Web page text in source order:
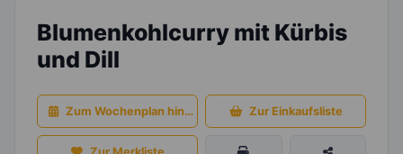
Blumenkohlcurry mit Kürbis
und Dill
Zum Wochenplan hinzufügen Zur Einkaufsliste